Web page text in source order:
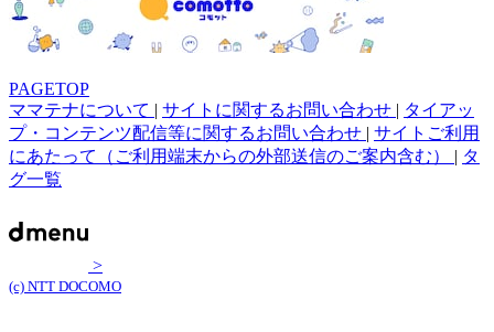
PAGETOP
ママテナについて | サイトに関するお問い合わせ | タイアッ
プ・コンテンツ配信等に関するお問い合わせ | サイトご利用
にあたって（ご利用端末からの外部送信のご案内含む） | タ
グ一覧
>
(c) NTT DOCOMO